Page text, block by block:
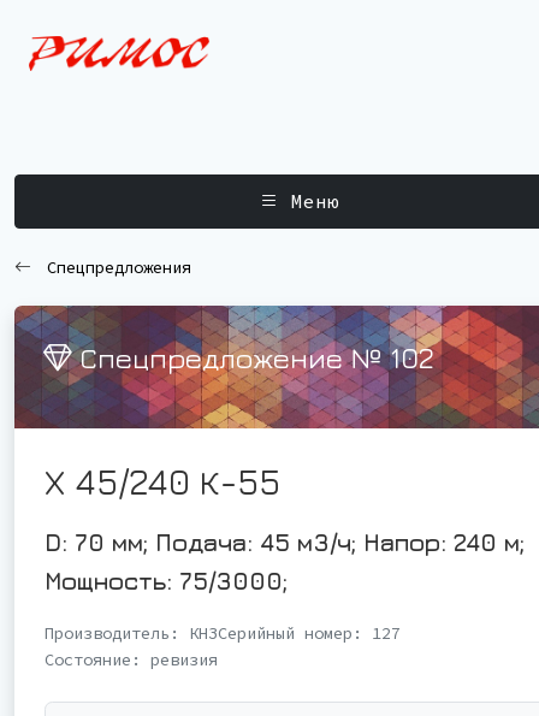
Меню
Спецпредложения
Спецпредложение № 102
Х 45/240 К-55
D: 70 мм; Подача: 45 м3/ч; Напор: 240 м;
Мощность: 75/3000;
Производитель: КНЗСерийный номер: 127
Состояние: ревизия